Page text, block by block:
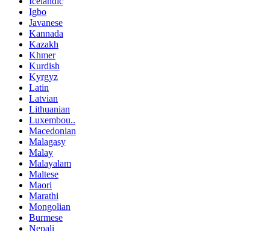
Igbo
Javanese
Kannada
Kazakh
Khmer
Kurdish
Kyrgyz
Latin
Latvian
Lithuanian
Luxembou..
Macedonian
Malagasy
Malay
Malayalam
Maltese
Maori
Marathi
Mongolian
Burmese
Nepali